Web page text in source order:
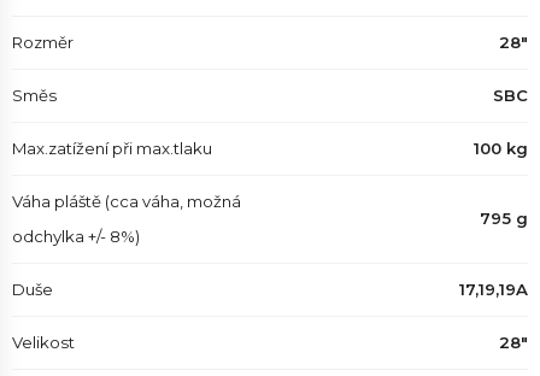
Rozměr 28"
Směs SBC
Max.zatížení při max.tlaku 100 kg
Váha pláště (cca váha, možná
odchylka +/- 8%)
795 g
Duše 17,19,19A
Velikost 28"